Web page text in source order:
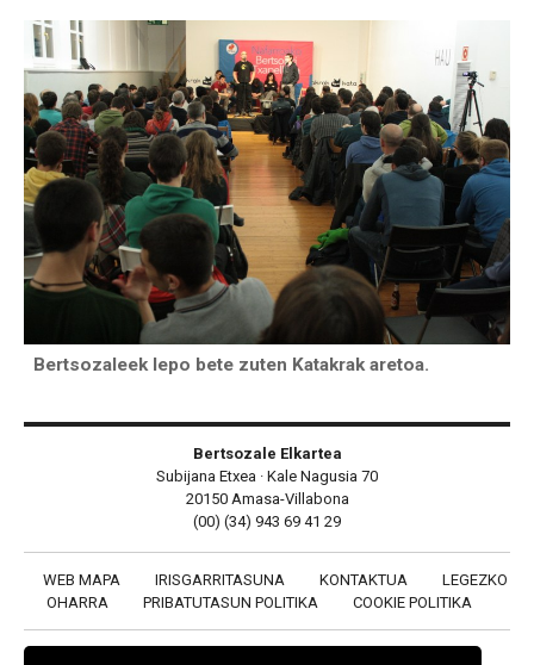
Bertsozaleek lepo bete zuten Katakrak aretoa.
Bertsozale Elkartea
Subijana Etxea · Kale Nagusia 70
20150 Amasa-Villabona
(00) (34) 943 69 41 29
WEB MAPA IRISGARRITASUNA KONTAKTUA
LEGEZKO
OHARRA
PRIBATUTASUN POLITIKA COOKIE POLITIKA